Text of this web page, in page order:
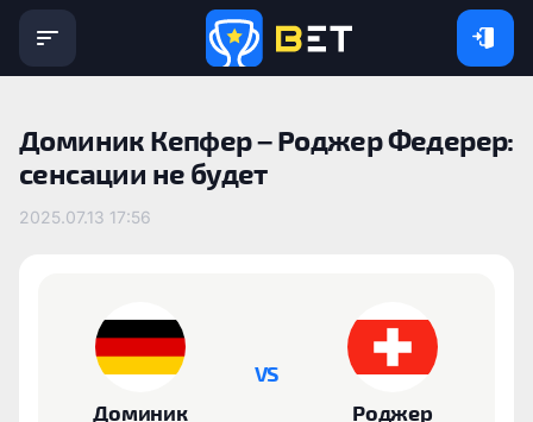
Доминик Кепфер – Роджер Федерер:
сенсации не будет
2025.07.13 17:56
Доминик
VS
Роджер